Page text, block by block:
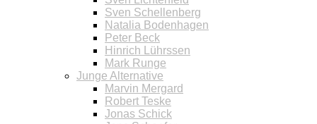
Sven Schellenberg
Natalia Bodenhagen
Peter Beck
Hinrich Lührssen
Mark Runge
Junge Alternative
Marvin Mergard
Robert Teske
Jonas Schick